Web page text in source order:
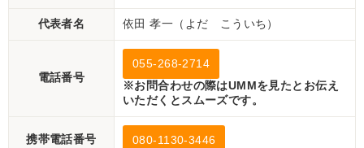
代表者名 依田 孝一（よだ こういち）
電話番号
055-268-2714
※お問合わせの際はUMMを見たとお伝え
いただくとスムーズです。
携帯電話番号 080-1130-3446